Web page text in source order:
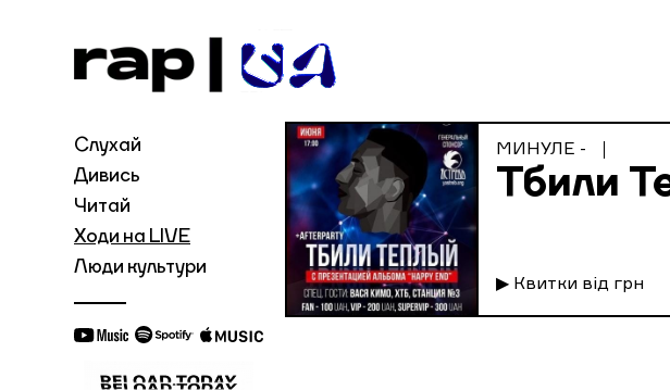
Слухай
Дивись
Читай
Ходи на LIVE
Люди культури
МИНУЛЕ -
Тбили
▶ Квитки від грн